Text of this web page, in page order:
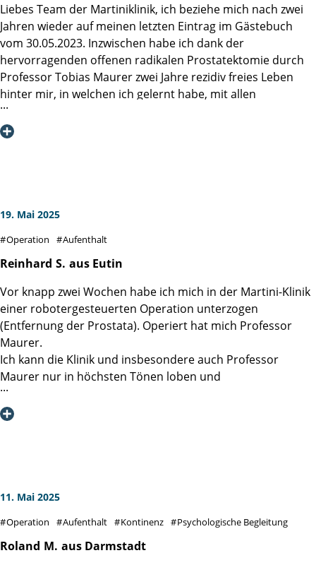
Liebes Team der Martiniklinik, ich beziehe mich nach zwei
Jahren wieder auf meinen letzten Eintrag im Gästebuch
vom 30.05.2023. Inzwischen habe ich dank der
hervorragenden offenen radikalen Prostatektomie durch
Professor Tobias Maurer zwei Jahre rezidiv freies Leben
hinter mir, in welchen ich gelernt habe, mit allen
postoperativen Widrigkeiten wie lokal begrenztem
Lymphstau, Inkontinenz und Erektionsschwäche in sehr
dies trotz aller Routine Ihrerseits keine
viel Glück und Kraft bei Ihrer beruflichen Tätigkeit und für
die Patienten weiter so tolle Heilungserfolge.
19. Mai 2025
Operation Aufenthalt
Reinhard S. aus Eutin
Vor knapp zwei Wochen habe ich mich in der Martini-Klinik
einer robotergesteuerten Operation unterzogen
(Entfernung der Prostata). Operiert hat mich Professor
Maurer.
Ich kann die Klinik und insbesondere auch Professor
Maurer nur in höchsten Tönen loben und
weiterempfehlen. Zu jedem Zeitpunkt habe ich mich
bestens betreut und informiert gefühlt. So wenig
Operation, alles ist vorbildlich. Ein ganz herzliches
11. Mai 2025
Operation Aufenthalt Kontinenz Psychologische Begleitung
Roland M. aus Darmstadt